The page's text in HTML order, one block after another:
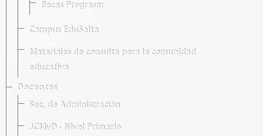
Becas Progresar
Campus EduSalta
Materiales de consulta para la comunidad
educativa
Docentes
Sec. de Administración
JCMyD · Nivel Primario